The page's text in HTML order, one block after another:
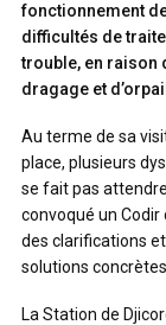
fonctionnement
difficultés de
trouble, en raison
dragage et
Au terme de sa
place, plusieurs
se fait pas
convoqué un Codir
des clarifications
solutions concrètes.
La Station de